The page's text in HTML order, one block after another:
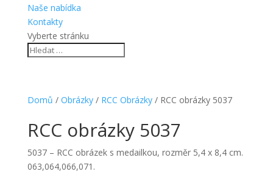
Naše nabídka
Kontakty
Vyberte stránku
Domů / Obrázky/ RCC Obrázky/ RCC obrázky 5037
RCC obrázky 5037
5037 – RCC obrázek s medailkou, rozměr 5,4 x 8,4 cm.
063,064,066,071.